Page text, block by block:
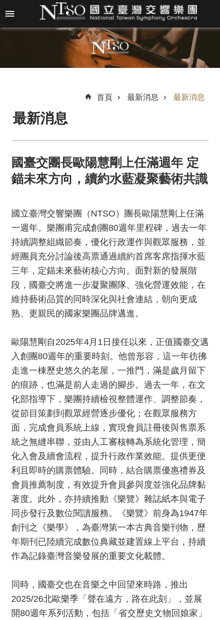
跳到主要內容區塊
尋
關
N
S
O
新
息
音
樂
會
演
廳
園
區
推
廣
活
動
出
版
便
民
服
務
上
音
樂
廳
首頁 最新消息 最新消息
最新消息
國臺交團長歐陽慧剛上任滿週年 定
錨未來方向，續約水藍凝聚藝術共識
國立臺灣交響樂團（NTSO）團長歐陽慧剛上任滿
一週年。樂團甫完成創團80週年里程碑，過去一年
持續調整組織節奏，優化行政運作與觀眾服務，並
經團員充分討論後高票通過續約首席客席指揮水藍
三年，定錨未來藝術核心方向。面對新的發展階
段，國臺交將進一步凝聚團隊、強化營運效能，在
維持藝術品質的同時深化與社會連結，朝向更成
熟、更親民的國家樂團品牌邁進。
歐陽慧剛自2025年4月1日接任以來，正值國臺交邁
入創團80週年的重要時刻。他曾形容，這一年彷彿
走進一棟歷史悠久的老屋，一推門，滿是歲月留下
的痕跡，也滿是前人走過的腳步。過去一年，在文
化部指導下，樂團持續檢視整體運作、調整節奏，
從節目策劃到觀眾經營逐步優化；在觀眾服務方
面，完成會員系統上線，實現會員註冊後與售票系
統之無縫串聯，並由人工審核轉為系統化管理，簡
化入會及續會流程，提升行政作業效能。提供更便
利且即時的購票體驗。同時，結合購票優惠禮券及
會員推薦制度，有效提升會員參與度並強化品牌黏
著度。此外，亦持續推動《樂覽》雜誌紙本與電子
同步發行及數位閱讀服務。《樂覽》前身為1947年
創刊之《樂學》，為臺灣第一本古典音樂刊物，歷
年期刊已陸續完成數位典藏並建置線上平台，持續
作為記錄臺灣音樂發展的重要文化載體。
同時，國臺交也在音樂之中回望來時路，推出
2025/26北歐樂季「聲在遠方，路在此刻」，並展
開80週年系列活動，包括「省交歷史文物回娘家」